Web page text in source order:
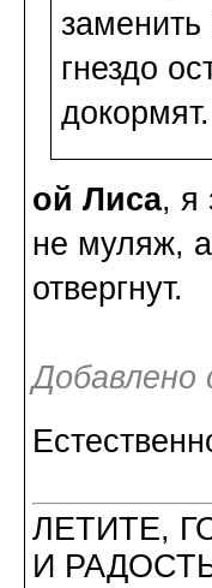
гнездо
докормят.
ой Лиса, я
не муляж,
отвергнут.
ЛЕТИТЕ,
И